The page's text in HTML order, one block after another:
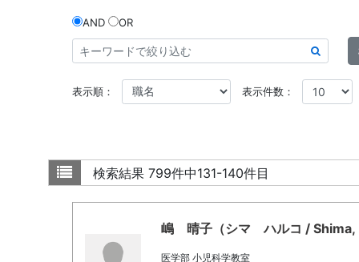
AND OR
表示順： 表示件数：
検索結果 799件中131-140件目
嶋 晴子（シマ ハルコ / Shima,
医学部 小児科学教室